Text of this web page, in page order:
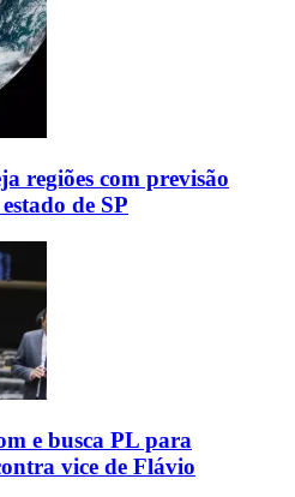
regiões com previsão
de SP
e busca PL para
vice de Flávio